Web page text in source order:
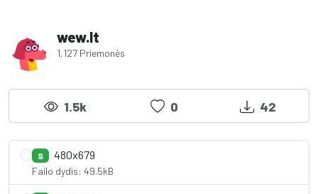
wew.lt
1,127 Priemonės
1.5k 0 42
S 480x679
Failo dydis: 49.5kB